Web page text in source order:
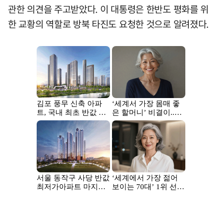
관한 의견을 주고받았다. 이 대통령은 한반도 평화를 위
한 교황의 역할로 방북 타진도 요청한 것으로 알려졌다.